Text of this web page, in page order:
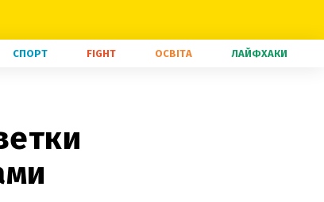
СПОРТ FIGHT ОСВІТА ЛАЙФХАКИ